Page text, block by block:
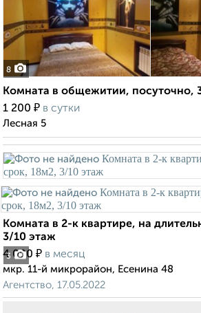
8
Комната в общежитии, посуточно,
1 200 ₽ в сутки
Лесная 5
3
Комната в 2-к квартире, на
3/10 этаж
4 000 ₽ в месяц
мкр. 11-й микрорайон, Есенина 48
Агентство, 17.05.2022